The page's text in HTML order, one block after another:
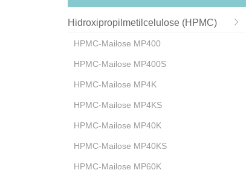
Hidroxipropilmetilcelulose (HPMC)
HPMC-Mailose MP400
HPMC-Mailose MP400S
HPMC-Mailose MP4K
HPMC-Mailose MP4KS
HPMC-Mailose MP40K
HPMC-Mailose MP40KS
HPMC-Mailose MP60K